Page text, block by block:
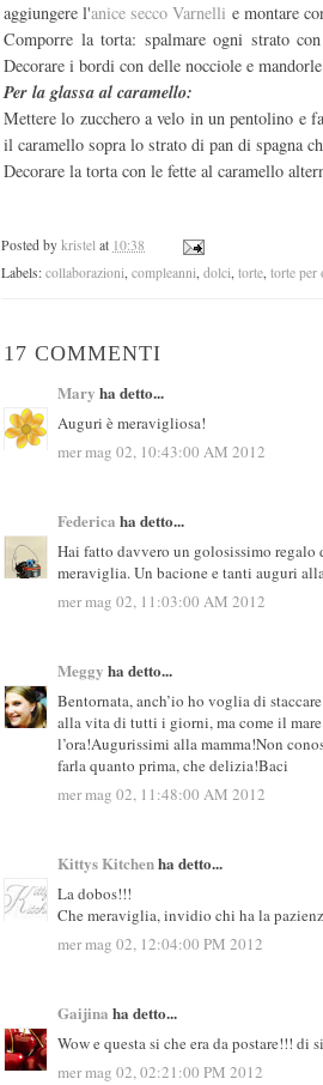
aggiungere l'anice secco Varnelli e montare
Comporre la torta: spalmare ogni strato
Decorare i bordi con delle nocciole e
Per la glassa al caramello:
Mettere lo zucchero a velo in un pentolino e
il caramello sopra lo strato di pan di spagna
Decorare la torta con le fette al caramello
Posted by kristel at 10:38
Labels: collaborazioni, compleanni, dolci, torte, torte per
17 COMMENTI
Mary ha detto...
Auguri è meravigliosa!
mer mag 02, 10:43:00 AM 2012
Federica ha detto...
Hai fatto davvero un golosissimo regalo
meraviglia. Un bacione e tanti auguri
mer mag 02, 11:03:00 AM 2012
Meggy ha detto...
Bentornata, anch’io ho voglia di
alla vita di tutti i giorni, ma come il
l’ora!Augurissimi alla mamma!Non
farla quanto prima, che delizia!Baci
mer mag 02, 11:48:00 AM 2012
Kittys Kitchenha detto...
La dobos!!!
Che meraviglia, invidio chi ha la
mer mag 02, 12:04:00 PM 2012
Gaijina ha detto...
Wow e questa si che era da postare!!! di
mer mag 02, 02:21:00 PM 2012